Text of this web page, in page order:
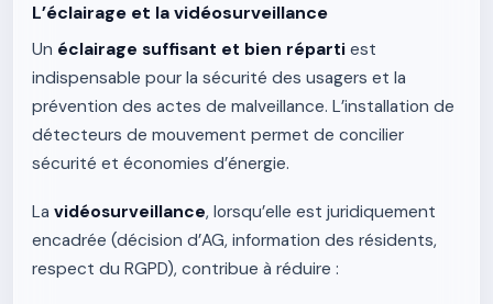
L’éclairage et la vidéosurveillance
Un éclairage suffisant et bien réparti est
indispensable pour la sécurité des usagers et la
prévention des actes de malveillance. L’installation de
détecteurs de mouvement permet de concilier
sécurité et économies d’énergie.
La vidéosurveillance, lorsqu’elle est juridiquement
encadrée (décision d’AG, information des résidents,
respect du RGPD), contribue à réduire :